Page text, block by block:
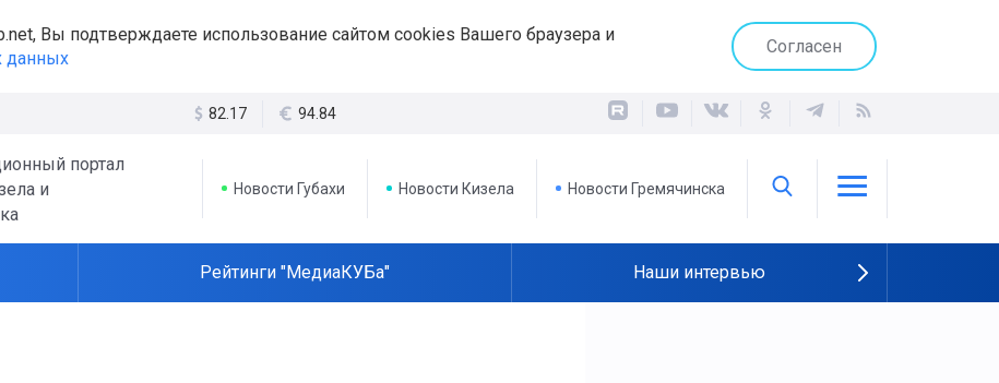
Вы подтверждаете использование сайтом cookies Вашего браузера и
данных
Согласен
82.17 94.84
портал
и
Новости Губахи Новости Кизела Новости Гремячинска
Рейтинги "МедиаКУБа" Наши интервью